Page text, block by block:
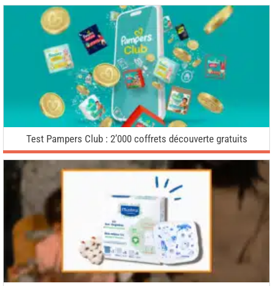
Test Pampers Club : 2’000 coffrets découverte gratuits